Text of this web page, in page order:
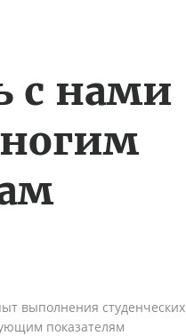
с нами
выполнения студенческих
показателям